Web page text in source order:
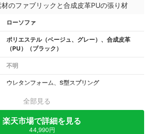
のファブリックと合成皮革PUの張り材
ローソファ
ポリエステル（ベージュ、グレー）、合成皮革
（PU）（ブラック）
不明
ウレタンフォーム、S型スプリング
全部見る
楽天市場で詳細を見る
44,990円